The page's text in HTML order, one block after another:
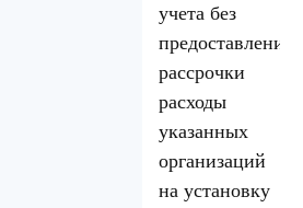
учета без
предоставления
рассрочки
расходы
указанных
организаций
на установку